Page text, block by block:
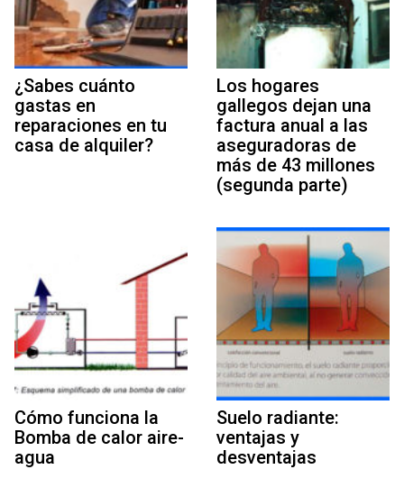
¿Sabes cuánto
gastas en
reparaciones en tu
casa de alquiler?
Los hogares
gallegos dejan una
factura anual a las
aseguradoras de
más de 43 millones
(segunda parte)
Cómo funciona la
Bomba de calor aire-
agua
Suelo radiante:
ventajas y
desventajas